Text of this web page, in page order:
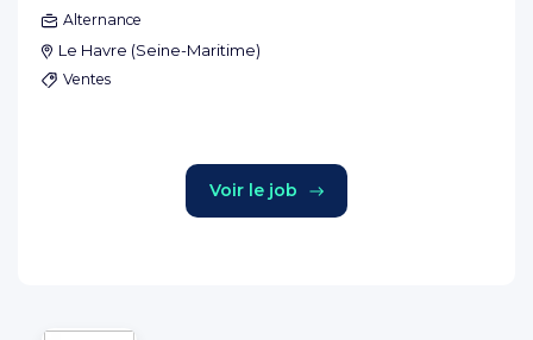
Alternance
Le Havre (Seine-Maritime)
Ventes
Voir le job